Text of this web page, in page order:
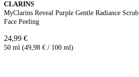
CLARINS
MyClarins Reveal Purple Gentle Radiance Scrub
Face Peeling
24,99 €
50 ml (49,98 € / 100 ml)